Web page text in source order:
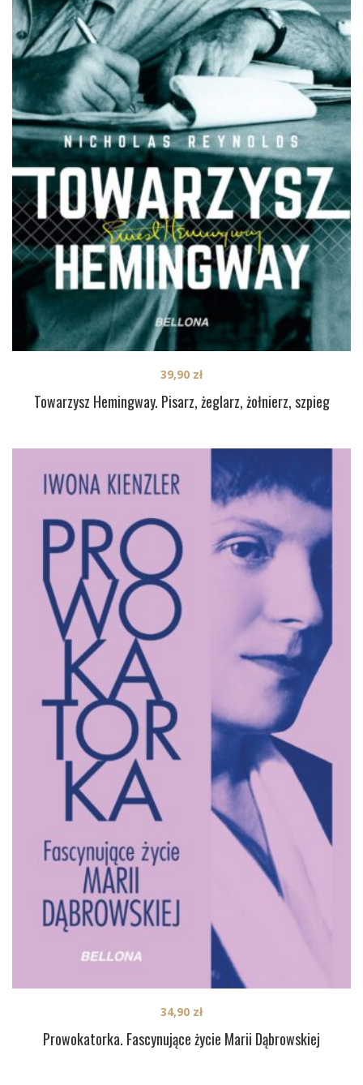
Towarzysz Hemingway. Pisarz, żeglarz, żołnierz, szpieg
39,90 zł
Prowokatorka. Fascynujące życie Marii Dąbrowskiej
34,90 zł